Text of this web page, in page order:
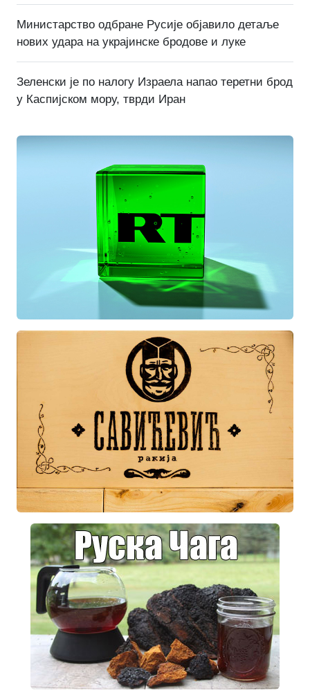
Министарство одбране Русије објавило детаље
нових удара на украјинске бродове и луке
Зеленски је по налогу Израела напао теретни брод
у Каспијском мору, тврди Иран